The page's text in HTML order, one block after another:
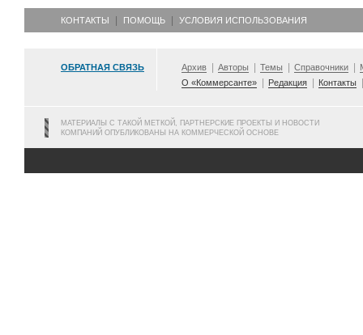
КОНТАКТЫ ПОМОЩЬ УСЛОВИЯ ИСПОЛЬЗОВАНИЯ
ОБРАТНАЯ СВЯЗЬ Архив Авторы Темы Справочники
О «Коммерсанте»
Редакция Контакты
МАТЕРИАЛЫ С ТАКОЙ МЕТКОЙ, ПАРТНЕРСКИЕ ПРОЕКТЫ И НОВОСТИ
КОМПАНИЙ ОПУБЛИКОВАНЫ НА КОММЕРЧЕСКОЙ ОСНОВЕ